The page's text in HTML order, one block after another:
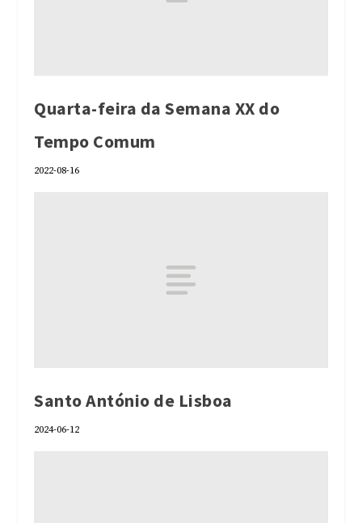
Quarta-feira da Semana XX do
Tempo Comum
2022-08-16
Santo António de Lisboa
2024-06-12